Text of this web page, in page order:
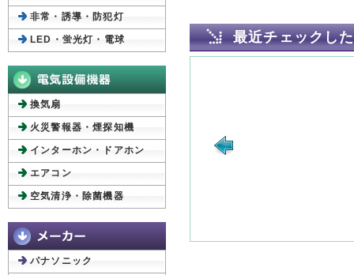
最近チェックし
非常・誘導・防犯灯
LED・蛍光灯・電球
換気扇
火災警報器・煙探知機
インターホン・ドアホン
エアコン
空気清浄・除菌機器
パナソニック